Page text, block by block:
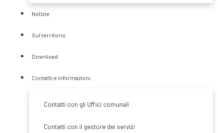
Notizie
Sul territorio
Download
Contatti e informazioni
Contatti con gli Uffici comunali
Contatti con il gestore dei servizi